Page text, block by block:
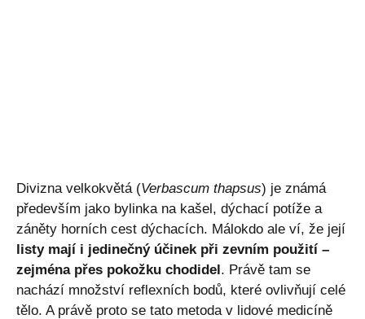
Divizna velkokvětá (Verbascum thapsus) je známá
především jako bylinka na kašel, dýchací potíže a
záněty horních cest dýchacích. Málokdo ale ví, že její
listy mají i jedinečný účinek při zevním použití –
zejména přes pokožku chodidel. Právě tam se
nachází množství reflexních bodů, které ovlivňují celé
tělo. A právě proto se tato metoda v lidové medicíně